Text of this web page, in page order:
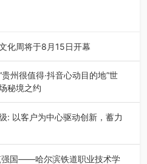
化周将于8月15日开幕
际影像文化周媒体通气会在世
…
州很值得·抖音心动目的地”世
秘境之约
很值得”暨抖音“心动目的
: 以客户为中心驱动创新，蓄力
，深化客户共创，赋能西南市
强国——哈尔滨铁道职业技术学